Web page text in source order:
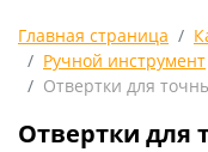
Главная страница
Ручной инструмент
Отвертки для
Отвертки для